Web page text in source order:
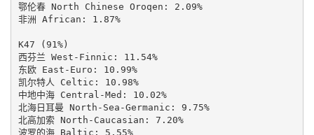
鄂伦春 North Chinese Oroqen: 2.09%
非洲 African: 1.87%
K47 (91%)
西芬兰 West-Finnic: 11.54%
东欧 East-Euro: 10.99%
凯尔特人 Celtic: 10.98%
中地中海 Central-Med: 10.02%
北海日耳曼 North-Sea-Germanic: 9.75%
北高加索 North-Caucasian: 7.20%
波罗的海 Baltic: 5.55%